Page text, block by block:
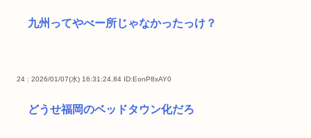
九州ってやべー所じゃなかったっけ？
24 : 2026/01/07(水) 16:31:24.84 ID:EonP8xAY0
どうせ福岡のベッドタウン化だろ